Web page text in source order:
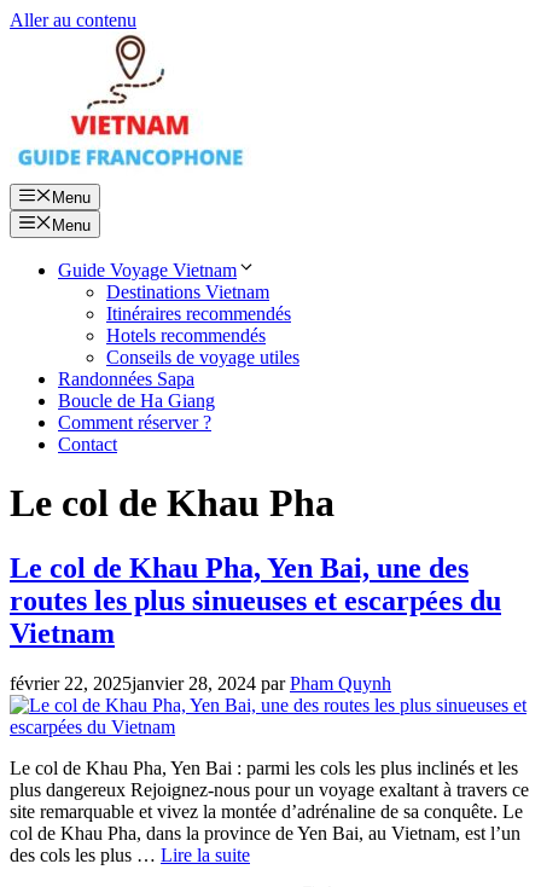
Aller au contenu
Menu
Menu
Guide Voyage Vietnam
Destinations Vietnam
Itinéraires recommendés
Hotels recommendés
Conseils de voyage utiles
Randonnées Sapa
Boucle de Ha Giang
Comment réserver ?
Contact
Le col de Khau Pha
Le col de Khau Pha, Yen Bai, une des
routes les plus sinueuses et escarpées du
Vietnam
février 22, 2025janvier 28, 2024 parPham Quynh
Le col de Khau Pha, Yen Bai : parmi les cols les plus inclinés et les
plus dangereux Rejoignez-nous pour un voyage exaltant à travers ce
site remarquable et vivez la montée d’adrénaline de sa conquête. Le
col de Khau Pha, dans la province de Yen Bai, au Vietnam, est l’un
des cols les plus … Lire la suite